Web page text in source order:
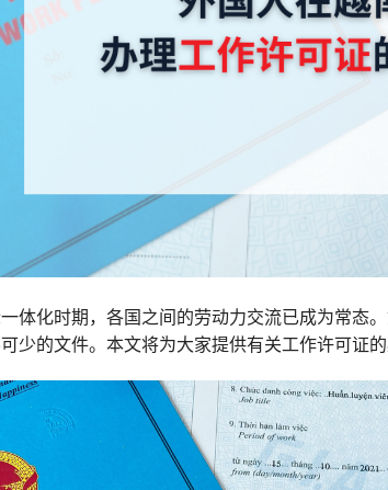
体化时期，各国之间的劳动力交流已成为常态
少的文件。本文将为大家提供有关工作许可证